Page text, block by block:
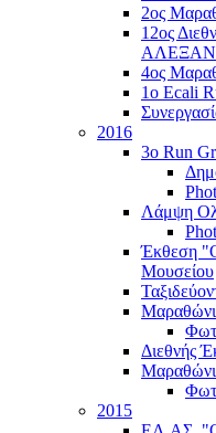
2ος
12ος
4ος
1ο Ecali
2016
3ο Run
Λάμψη
Έκθεση
Μουσείου
Διεθνής
2015